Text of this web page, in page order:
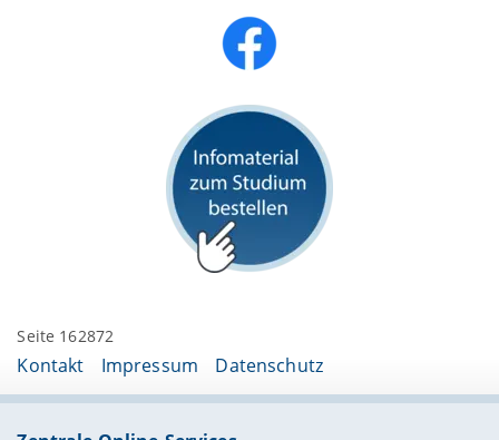
Seite 162872
Kontakt Impressum Datenschutz